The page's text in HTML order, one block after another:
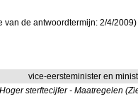
van de antwoordtermijn: 2/4/2009)
vice-eersteminister en
sterftecijfer - Maatregelen